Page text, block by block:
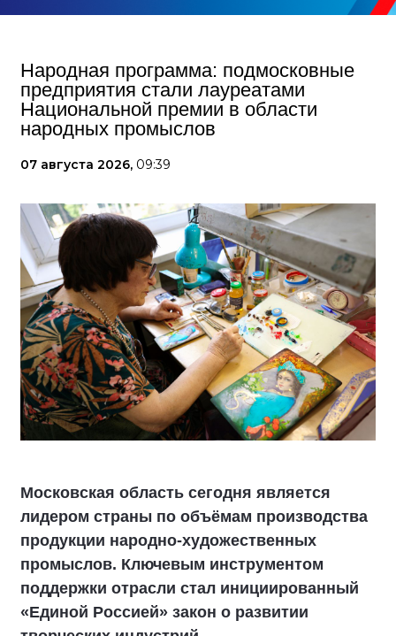
Народная программа: подмосковные
предприятия стали лауреатами
Национальной премии в области
народных промыслов
07 августа 2026, 09:39
Московская область сегодня является
лидером страны по объёмам производства
продукции народно-художественных
промыслов. Ключевым инструментом
поддержки отрасли стал инициированный
«Единой Россией» закон о развитии